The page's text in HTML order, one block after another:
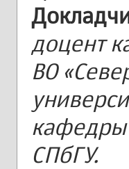
доцент
ВО
кафедры
СПбГУ.